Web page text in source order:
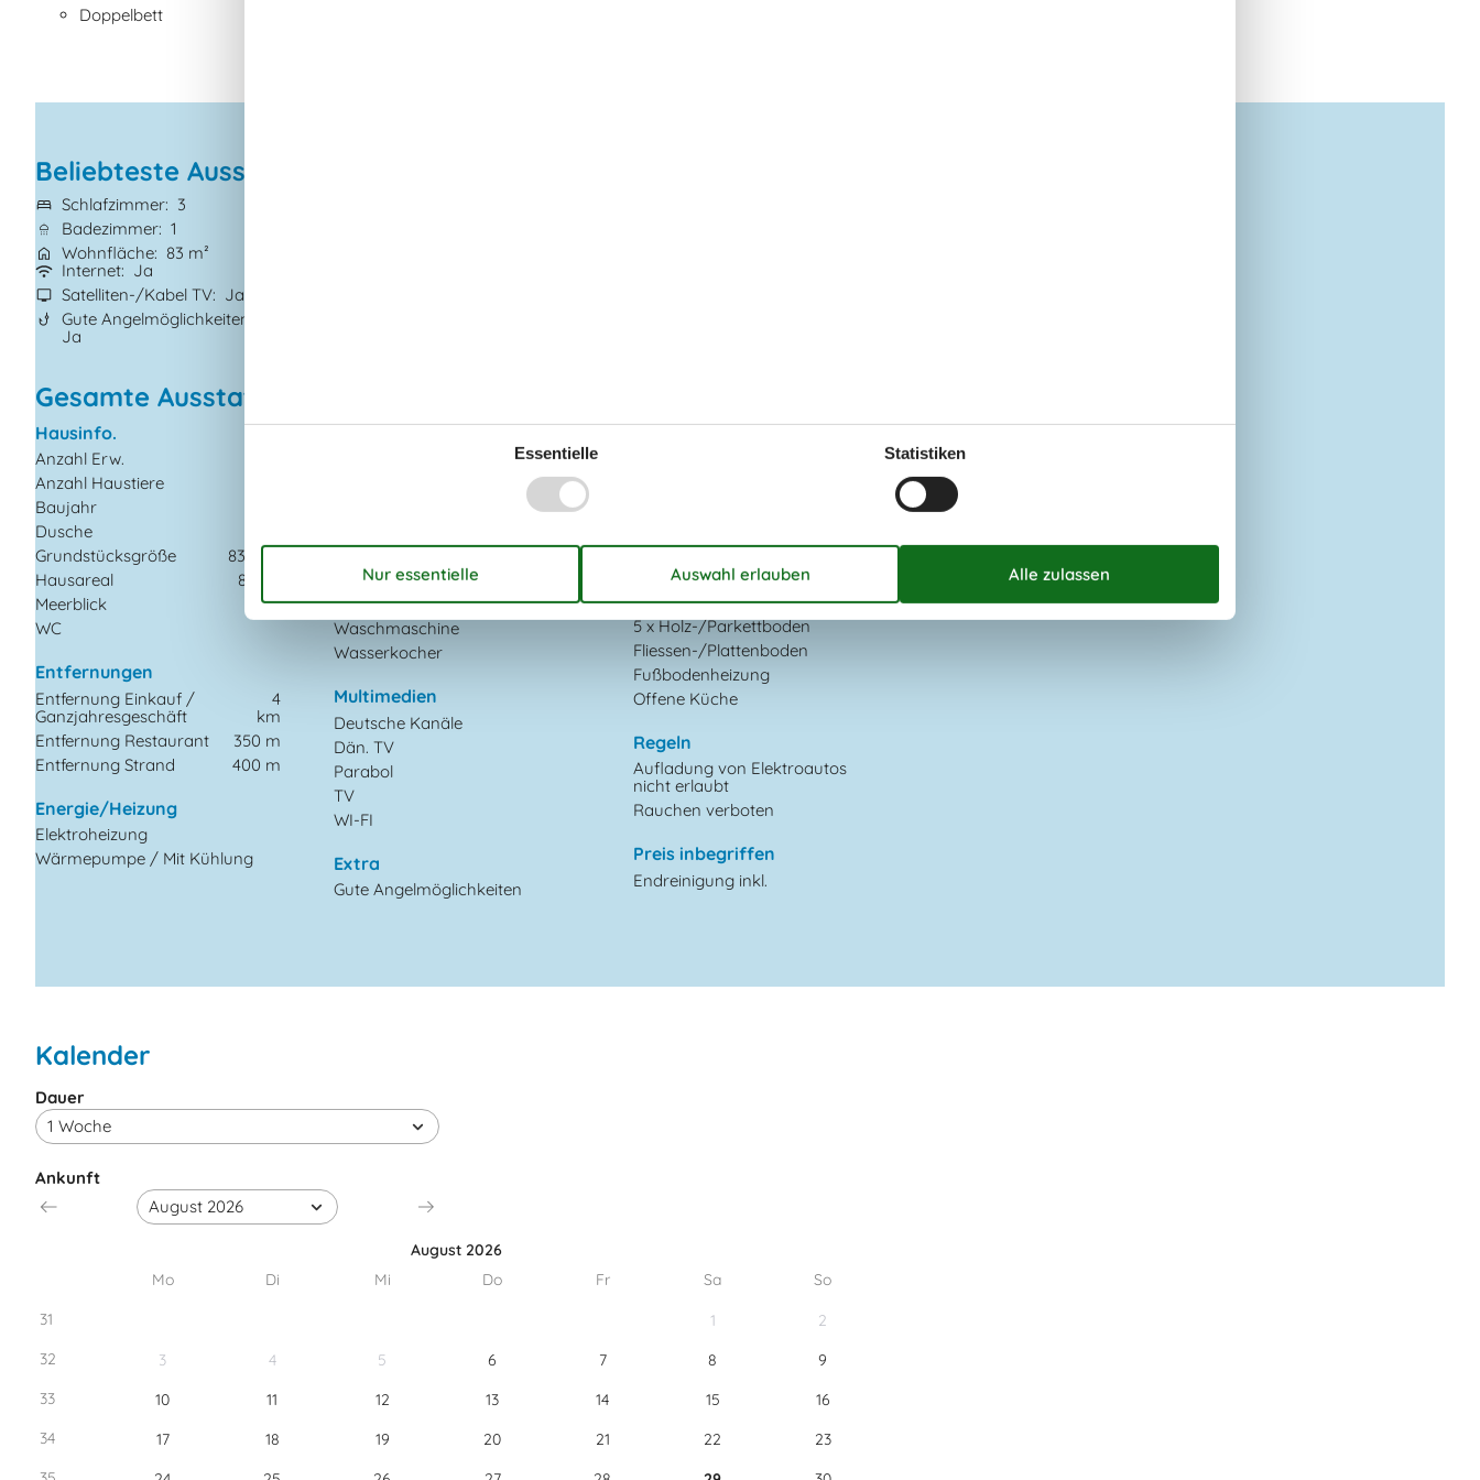
Doppelbett
Beliebteste Ausstattungen
Schlafzimmer
3
Badezimmer 1
Wohnfläche 83 m²
Internet
Ja
Satelliten-/Kabel TV
Ja
Gute Angelmöglichkeiten
Ja
Gesamte Ausstattung
Hausinfo.
Anzahl Erw.
Anzahl Haustiere
Baujahr
Dusche
Grundstücksgröße
830 m²
Hausareal
83 m²
Meerblick
WC
Entfernungen
Entfernung Einkauf /
Ganzjahresgeschäft
4
km
Entfernung Restaurant
350 m
Entfernung Strand
400 m
Energie/Heizung
Elektroheizung
Wärmepumpe / Mit Kühlung
Küchengeräte
Mikrowelle
Spülmaschine
Waschmaschine
Wasserkocher
Multimedien
Deutsche Kanäle
Dän. TV
Parabol
TV
WI-FI
Extra
Gute Angelmöglichkeiten
Draußen
Diverse
5 x Holz-/Parkettboden
Fliessen-/Plattenboden
Fußbodenheizung
Offene Küche
Regeln
Aufladung von Elektroautos
nicht erlaubt
Rauchen verboten
Preis inbegriffen
Endreinigung inkl.
Kalender
Ankunft
August 2026
Mo
Di Mi Do Fr Sa
So
31
1
2
32
3 4 5 6 7 8
9
33
10 11 12 13 14 15
16
34
17 18 19 20 21 22
23
Dauer
Essentielle Statistiken